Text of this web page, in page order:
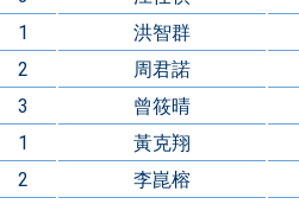
1 洪智群
2
周君諾
3
曾筱晴
1 黃克翔
2
李崑榕